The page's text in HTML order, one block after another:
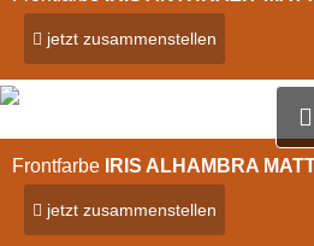
jetzt zusammenstellen
Frontfarbe IRIS ALHAMBRA
jetzt zusammenstellen